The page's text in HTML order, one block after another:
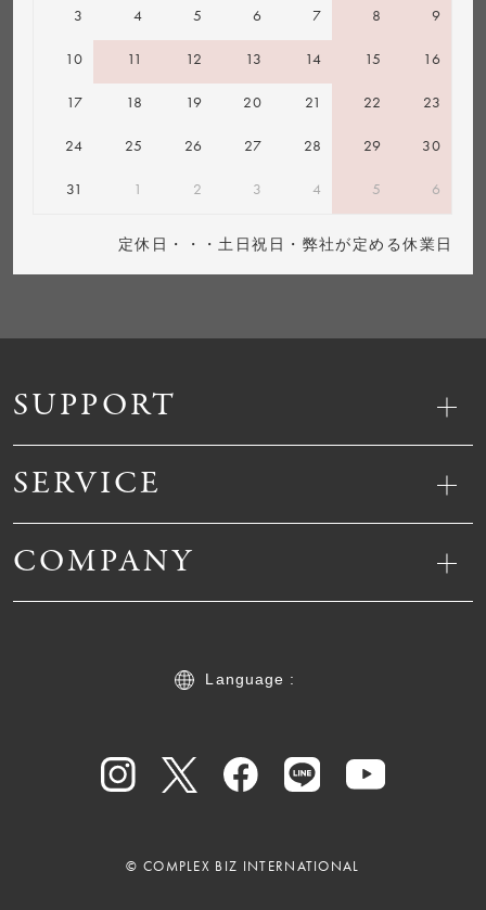
SUPPORT
SERVICE
COMPANY
Language :
© COMPLEX BIZ INTERNATIONAL
3 4 5 6 7 8 9
10 11 12 13 14 15 16
17 18 19 20 21 22 23
24 25 26 27 28 29 30
31 1 2 3 4 5 6
定休日・・・土日祝日・弊社が定める休業日